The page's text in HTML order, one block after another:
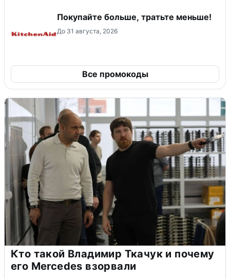
Покупайте больше, тратьте меньше!
До 31 августа, 2026
Все промокоды
Кто такой Владимир Ткачук и почему
его Mercedes взорвали